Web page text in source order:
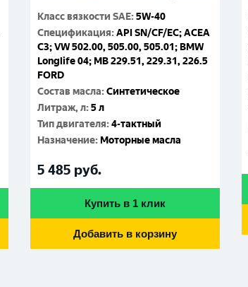
Класс вязкости SAE:5W-40
Спецификация:API SN/CF/EC; ACEA
C3; VW 502.00, 505.00, 505.01; BMW
Longlife 04; MB 229.51, 229.31, 226.5
FORD
Состав масла:Синтетическое
Литраж, л:5 л
Тип двигателя:4-тактный
Назначение: Моторные масла
5 485 руб.
Купить в 1 клик
Добавить в корзину